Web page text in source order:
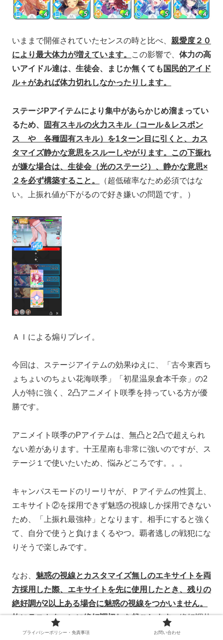
いままで開催されていたセンスの時と比べ、 親愛度２０
により最大体力が増えています。
この影響で、 体力の高
いアイドル達は、生徒会、まじか無くても 国民的アイド
ル＋があれば体力切れしなかったりします。
ステージPアイテムにより集中があらかじめ溜まってい
るため、
固有スキルの火力スキル（コール＆レスポン
ス や 各種固有スキル）を1ターン目に引くと、カス
タマイズ静かな意思をスルーしやがります。この下振れ
が嫌な場合は、生徒会（光のステージ）、静かな意思×
２を必ず構築すること。
（超低確率なため必須ではな
い。上振れ値が下がるので好き嫌いの問題です。）
ＡＩによる煽りプレイ。
今回は、ステージアイテムの効果ゆえに、「古今東西ち
ょちょいのちょい花海咲季」「初星温泉倉本千奈」の2
人が特に強く、2凸アニメイト咲季を持っている方が優
勝です。
アニメイト咲季のPアイテムは、無凸と2凸で超えられ
ない差があります。十王星南も非常に強いのですが、ス
テージ１で使いたいため、悩みどころです。。。
キャンパスモードのリーリヤが、Ｐアイテムの性質上、
エキサイト②を採用できず魅惑の視線しか採用できない
ため、「上振れ最強枠」となります。相手にすると強く
て、自分で使うと負けまくるやつ。覇者逃しの戦犯にな
りそうで楽しみです。
なお、 魅惑の視線とカスタマイズ無しのエキサイトを両
方採用した際、エキサイトを先に使用したとき、残りの
絶好調が2以上ある場合に魅惑の視線をつかいません。
故にラストターンに絶好調切れを起こします。絶好調札
は、どちらか片方にした時と、2枚採用にて平均スコア
プライバシーポリシー・免責事項 お問い合わせ